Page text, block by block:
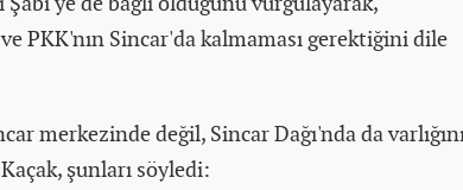
PKK'nın Sincar'da kalmaması gerektiğini dile
merkezinde değil, Sincar Dağı'nda da
şunları söyledi: